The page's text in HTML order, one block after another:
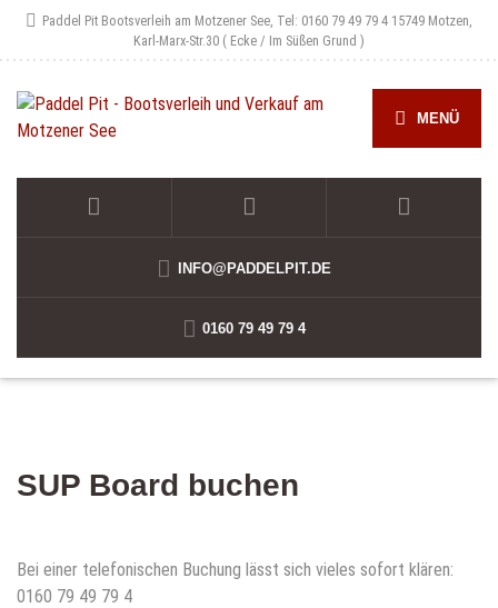
Paddel Pit Bootsverleih am Motzener See, Tel: 0160 79 49 79 4 15749 Motzen,
Karl-Marx-Str.30 ( Ecke / Im Süßen Grund )
MENÜ
INFO@PADDELPIT.DE
0160 79 49 79 4
SUP Board buchen
Bei einer telefonischen Buchung lässt sich vieles sofort klären:
0160 79 49 79 4